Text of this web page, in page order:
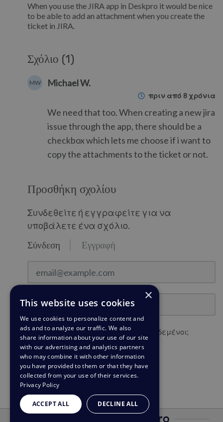
When you use the JIRA app in Deskpro it would be nice
to be able to add an attachment when you create the
ticket in JIRA.
Σχόλιο (1)
MW Michael W.
πριν από 8 χρόνια
We need that too. When creating a new jira
issue through the app, there should be a
checkbox which lets me choose if i want to
copy the attachments to the ticket or not.
Προσθήκη σχολίου
Συνδεθείτε ή εγγραφείτε για να
υποβάλετε ένα σχόλιο.
Σύνδεση Εγγραφή
Κωδικός πρόσβασης
Θέλετε να παραμείνετε συνδεδεμένοι;
Σύνδεση
Ξεχάσατε τον κωδικό πρόσβασης;
×
This website uses cookies
We use cookies to personalize content and
ads and to analyze our traffic. We also
share information about your use of our site
with our advertising and analytics partners
who may combine it with other information
you have provided to them or that they have
collected from your use of their services.
Privacy Policy
ACCEPT ALL DECLINE ALL